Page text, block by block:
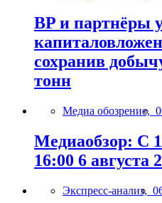
BP и партнёры
сохранив
тонн
Медиа обозрение,
Медиаобзор: С
16:00 6 августа
Экспресс-анализ,